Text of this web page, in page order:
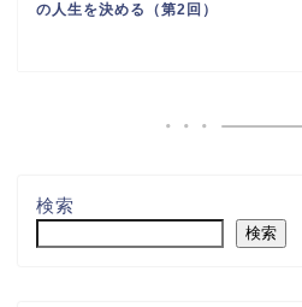
の人生を決める（第2回）
検索
検索